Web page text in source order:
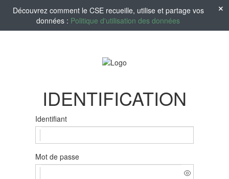
Découvrez comment le CSE recueille, utilise et partage vos
données : Politique d'utilisation des données
IDENTIFICATION
Identifiant
Mot de passe